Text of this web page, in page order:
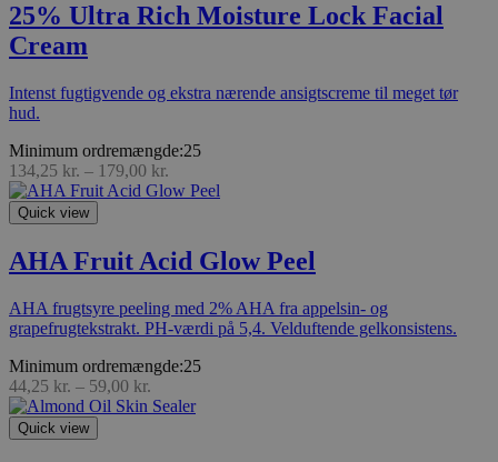
25% Ultra Rich Moisture Lock Facial
Cream
Intenst fugtigvende og ekstra nærende ansigtscreme til meget tør
hud.
Minimum ordremængde:25
134,25 kr. – 179,00 kr.
Quick view
AHA Fruit Acid Glow Peel
AHA frugtsyre peeling med 2% AHA fra appelsin- og
grapefrugtekstrakt. PH-værdi på 5,4. Velduftende gelkonsistens.
Minimum ordremængde:25
44,25 kr. – 59,00 kr.
Quick view